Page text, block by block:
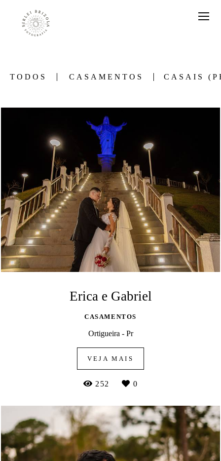
TODOS CASAMENTOS CASAIS
Erica e Gabriel
CASAMENTOS
Ortigueira - Pr
VEJA MAIS
252 0